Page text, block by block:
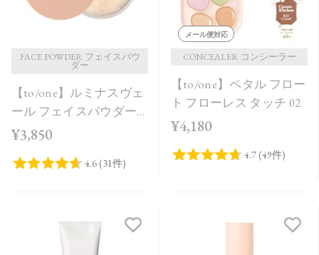
FACE POWDER フェイスパウ
ダー
【to/one】ルミナスヴェ
ール フェイスパウダー
＜全2色＞
¥3,850
メール便対応
CONCEALER コンシーラー
【to/one】ペタル フロー
ト フローレス タッチ 02
¥4,180